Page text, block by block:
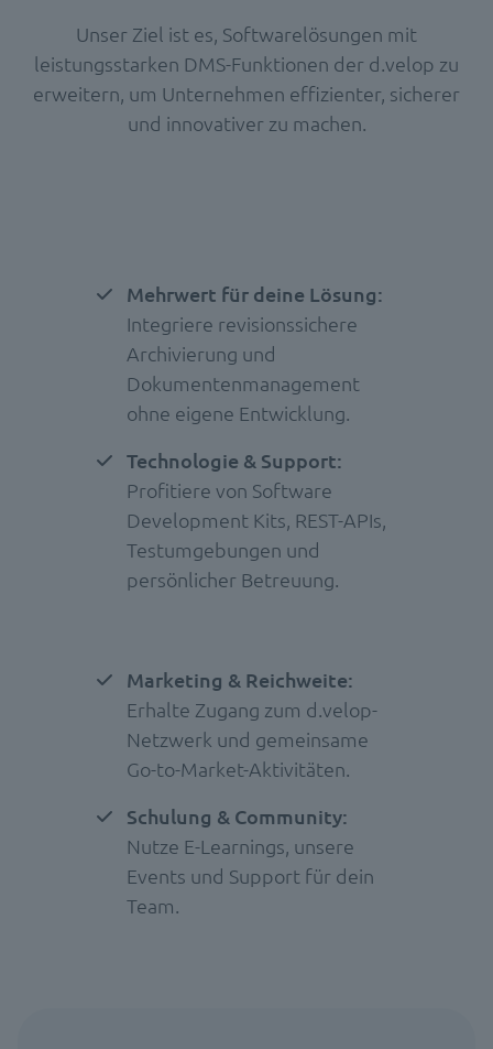
Unser Ziel ist es, Softwarelösungen mit
leistungsstarken DMS-Funktionen der d.velop zu
erweitern, um Unternehmen effizienter, sicherer
und innovativer zu machen.
Mehrwert für deine Lösung:
Integriere revisionssichere
Archivierung und
Dokumentenmanagement
ohne eigene Entwicklung.
Technologie & Support:
Profitiere von Software
Development Kits, REST-APIs,
Testumgebungen und
persönlicher Betreuung.
Marketing & Reichweite:
Erhalte Zugang zum d.velop-
Netzwerk und gemeinsame
Go-to-Market-Aktivitäten.
Schulung & Community:
Nutze E-Learnings, unsere
Events und Support für dein
Team.